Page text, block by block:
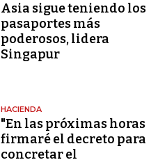
Asia sigue teniendo los
pasaportes más
poderosos, lidera
Singapur
HACIENDA
"En las próximas horas
firmaré el decreto para
concretar el